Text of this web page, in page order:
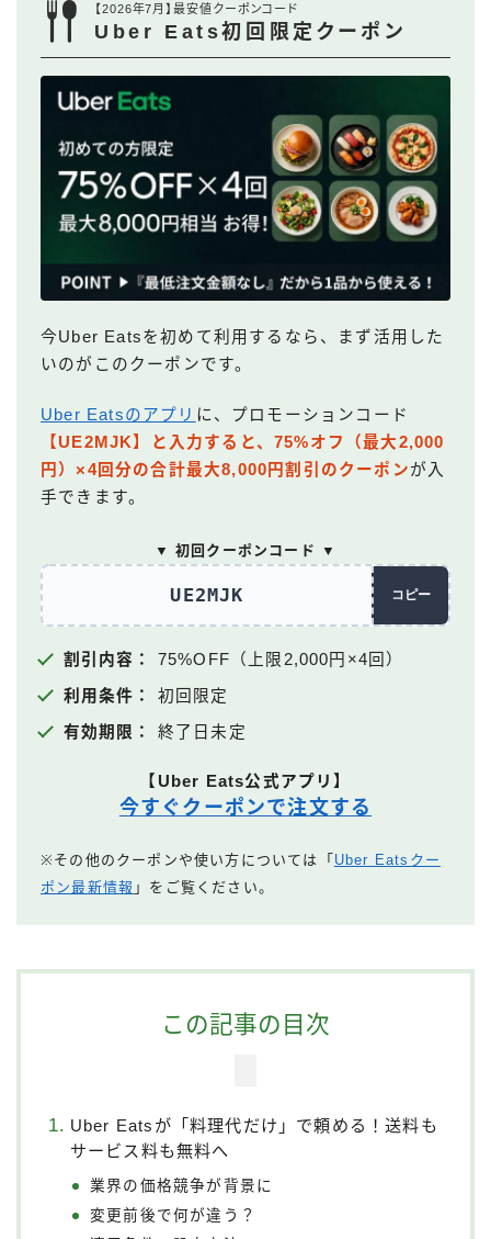
【2026年7月】最安値クーポンコード
Uber Eats初回限定クーポン
今Uber Eatsを初めて利用するなら、まず活用した
いのがこのクーポンです。
Uber Eatsのアプリ に、プロモーションコード
【UE2MJK】と入力すると、75%オフ（最大2,000
円）×4回分の合計最大8,000円割引のクーポンが入
手できます。
▼ 初回クーポンコード ▼
UE2MJK コピー
割引内容： 75%OFF（上限2,000円×4回）
利用条件： 初回限定
有効期限： 終了日未定
【Uber Eats公式アプリ】
今すぐクーポンで注文する
※その他のクーポンや使い方については「Uber Eatsクー
ポン最新情報 」をご覧ください。
この記事の目次
Uber Eatsが「料理代だけ」で頼める！送料も
サービス料も無料へ
業界の価格競争が背景に
変更前後で何が違う？